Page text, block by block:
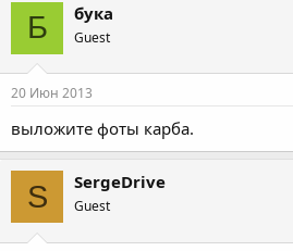
Б бука
Guest
20 Июн 2013
выложите фоты карба.
S SergeDrive
Guest